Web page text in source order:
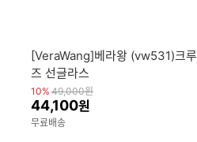
[VeraWang]베라왕 (vw531)크루
즈 선글라스
10% 49,000원
44,100원
무료배송